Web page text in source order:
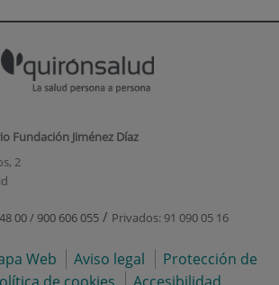
Fundación Jiménez Díaz
2
00 / 900 606 055 / Privados: 91 090 05 16
Web Aviso legal
Protección de